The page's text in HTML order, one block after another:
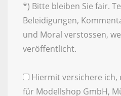
*) Bitte bleiben Sie fair.
Beleidigungen,
und Moral verstossen,
veröffentlicht.
Hiermit versichere ich,
für Modellshop GmbH,